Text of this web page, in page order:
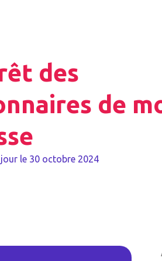
des
de
le 30 octobre 2024